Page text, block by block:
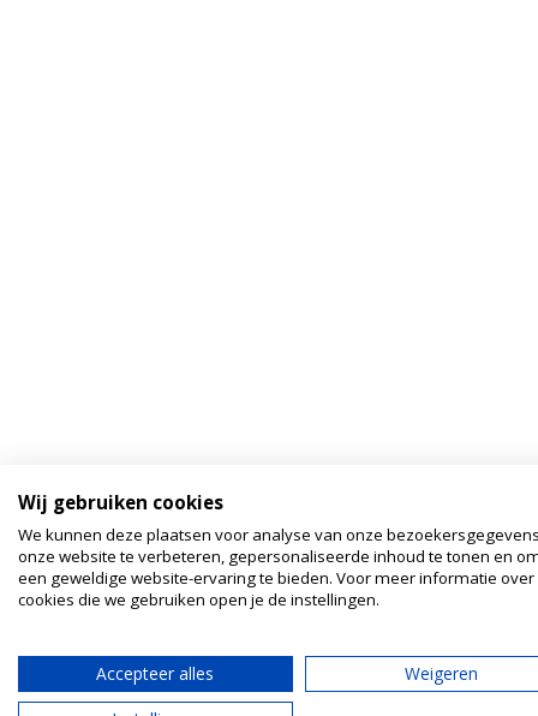
Wij gebruiken cookies
We kunnen deze plaatsen voor analyse van onze
onze website te verbeteren, gepersonaliseerde inhoud te tonen en
een geweldige website-ervaring te bieden. Voor meer informatie over
cookies die we gebruiken open je de instellingen.
Accepteer alles
Weigeren